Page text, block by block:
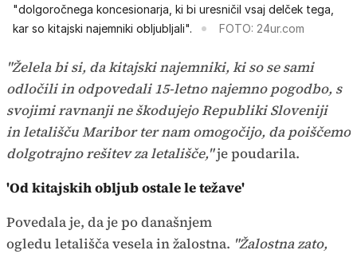
"dolgoročnega koncesionarja, ki bi uresničil vsaj delček tega,
kar so kitajski najemniki obljubljali".
FOTO: 24ur.com
"Želela bi si, da kitajski najemniki, ki so se sami
odločili in odpovedali 15-letno najemno pogodbo, s
svojimi ravnanji ne škodujejo Republiki Sloveniji
in letališču Maribor ter nam omogočijo, da poiščemo
dolgotrajno rešitev za letališče,"je poudarila.
'Od kitajskih obljub ostale le težave'
Povedala je, da je po današnjem
ogledu letališča vesela in žalostna. "Žalostna zato,